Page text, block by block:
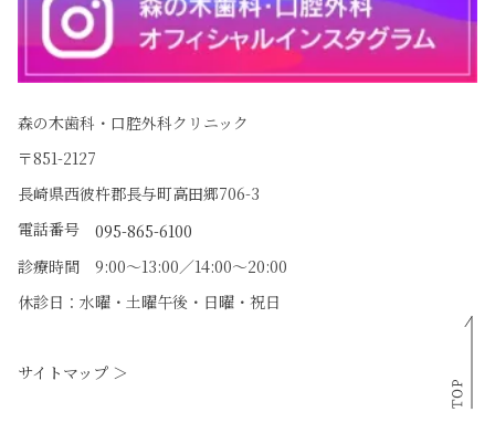
森の木歯科・口腔外科クリニック
〒851-2127
長崎県西彼杵郡長与町高田郷706-3
電話番号 095-865-6100
診療時間 9:00〜13:00／14:00〜20:00
休診日：水曜・土曜午後・日曜・祝日
サイトマップ ＞